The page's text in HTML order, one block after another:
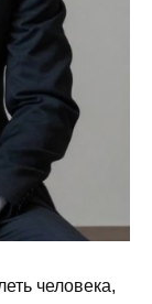
человека,